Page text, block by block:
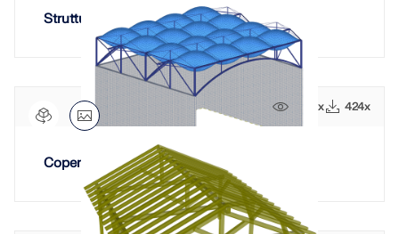
Struttura in legno canadese
5332x 424x
Copertura strutturale pneumatica